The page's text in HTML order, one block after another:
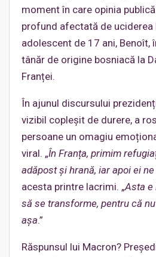
moment în care opinia
profund afectată de uciderea
adolescent de 17 ani, Benoît,
tânăr de origine bosniacă la
Franței.
În ajunul discursului
vizibil copleșit de durere, a
persoane un omagiu
viral. „În Franța, primim
adăpost și hrană, iar apoi ei
acesta printre lacrimi. „Asta e
să se transforme, pentru că
așa.”
Răspunsul lui Macron?